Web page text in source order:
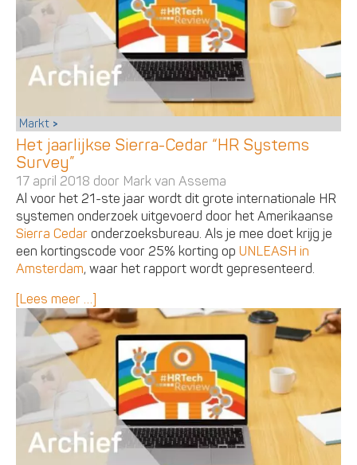
Markt
Het jaarlijkse Sierra-Cedar “HR Systems
Survey”
17 april 2018 door Mark van Assema
Al voor het 21-ste jaar wordt dit grote internationale HR
systemen onderzoek uitgevoerd door het Amerikaanse
Sierra Cedar onderzoeksbureau. Als je mee doet krijg je
een kortingscode voor 25% korting opUNLEASH in
Amsterdam, waar het rapport wordt gepresenteerd.
[Lees meer …]